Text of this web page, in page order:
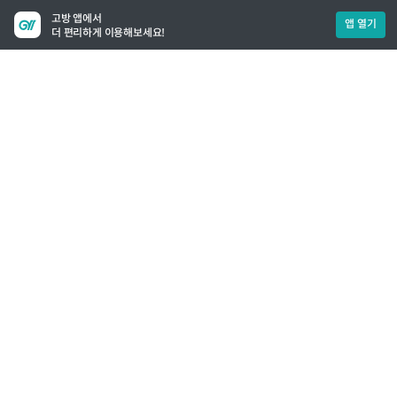
고방 앱에서
더 편리하게 이용해보세요!
앱 열기